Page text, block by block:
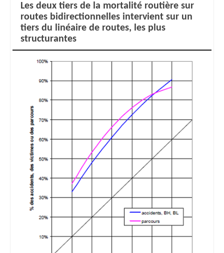
Les deux tiers de la mortalité routière sur
routes bidirectionnelles intervient sur un
tiers du linéaire de routes, les plus
structurantes